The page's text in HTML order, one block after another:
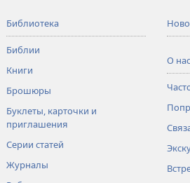
Библиотека
Библии
Книги
Брошюры
Буклеты, карточки и
приглашения
Серии статей
Журналы
О нас